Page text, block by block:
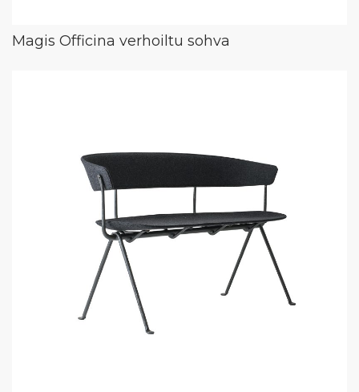
Magis Officina verhoiltu sohva